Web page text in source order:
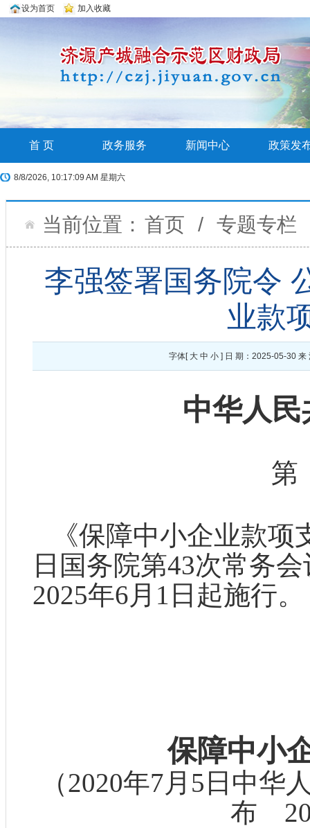
设为首页 加入收藏
首 页 政务服务 新闻中心 政策发
8/8/2026, 10:17:10 AM 星期六
当前位置： 首页 / 专题专栏
李强签署国务院令
业款
字体[ 大 中 小] 日 期：2025-05-30
中华人
《保障中小企业款
日国务院第43次常务
2025年6月1日起施行。
保障中小
（2020年7月5日中华
布